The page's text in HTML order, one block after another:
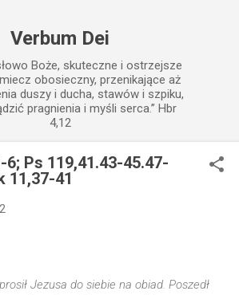
Verbum Dei
Boże, skuteczne i ostrzejsze
obosieczny, przenikające aż
duszy i ducha, stawów i szpiku,
pragnienia i myśli serca.” Hbr
4,12
6; Ps 119,41.43-45.47-
11,37-41
Jezusa do siebie na obiad. Poszedł